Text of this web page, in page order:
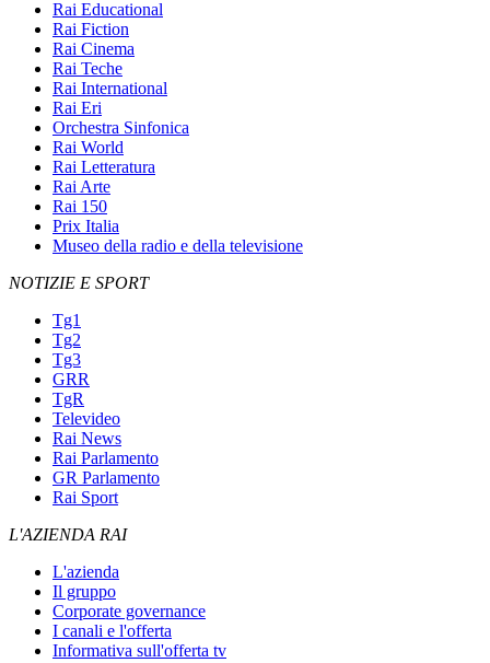
Rai Educational
Rai Fiction
Rai Cinema
Rai Teche
Rai International
Rai Eri
Orchestra Sinfonica
Rai World
Rai Letteratura
Rai Arte
Rai 150
Prix Italia
Museo della radio e della televisione
NOTIZIE E SPORT
Tg1
Tg2
Tg3
GRR
TgR
Televideo
Rai News
Rai Parlamento
GR Parlamento
Rai Sport
L'AZIENDA RAI
L'azienda
Il gruppo
Corporate governance
I canali e l'offerta
Informativa sull'offerta tv